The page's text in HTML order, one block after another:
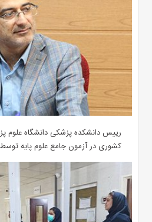
رییس دانشکده پزشکی دانشگاه علوم
کشوری در آزمون جامع علوم پایه